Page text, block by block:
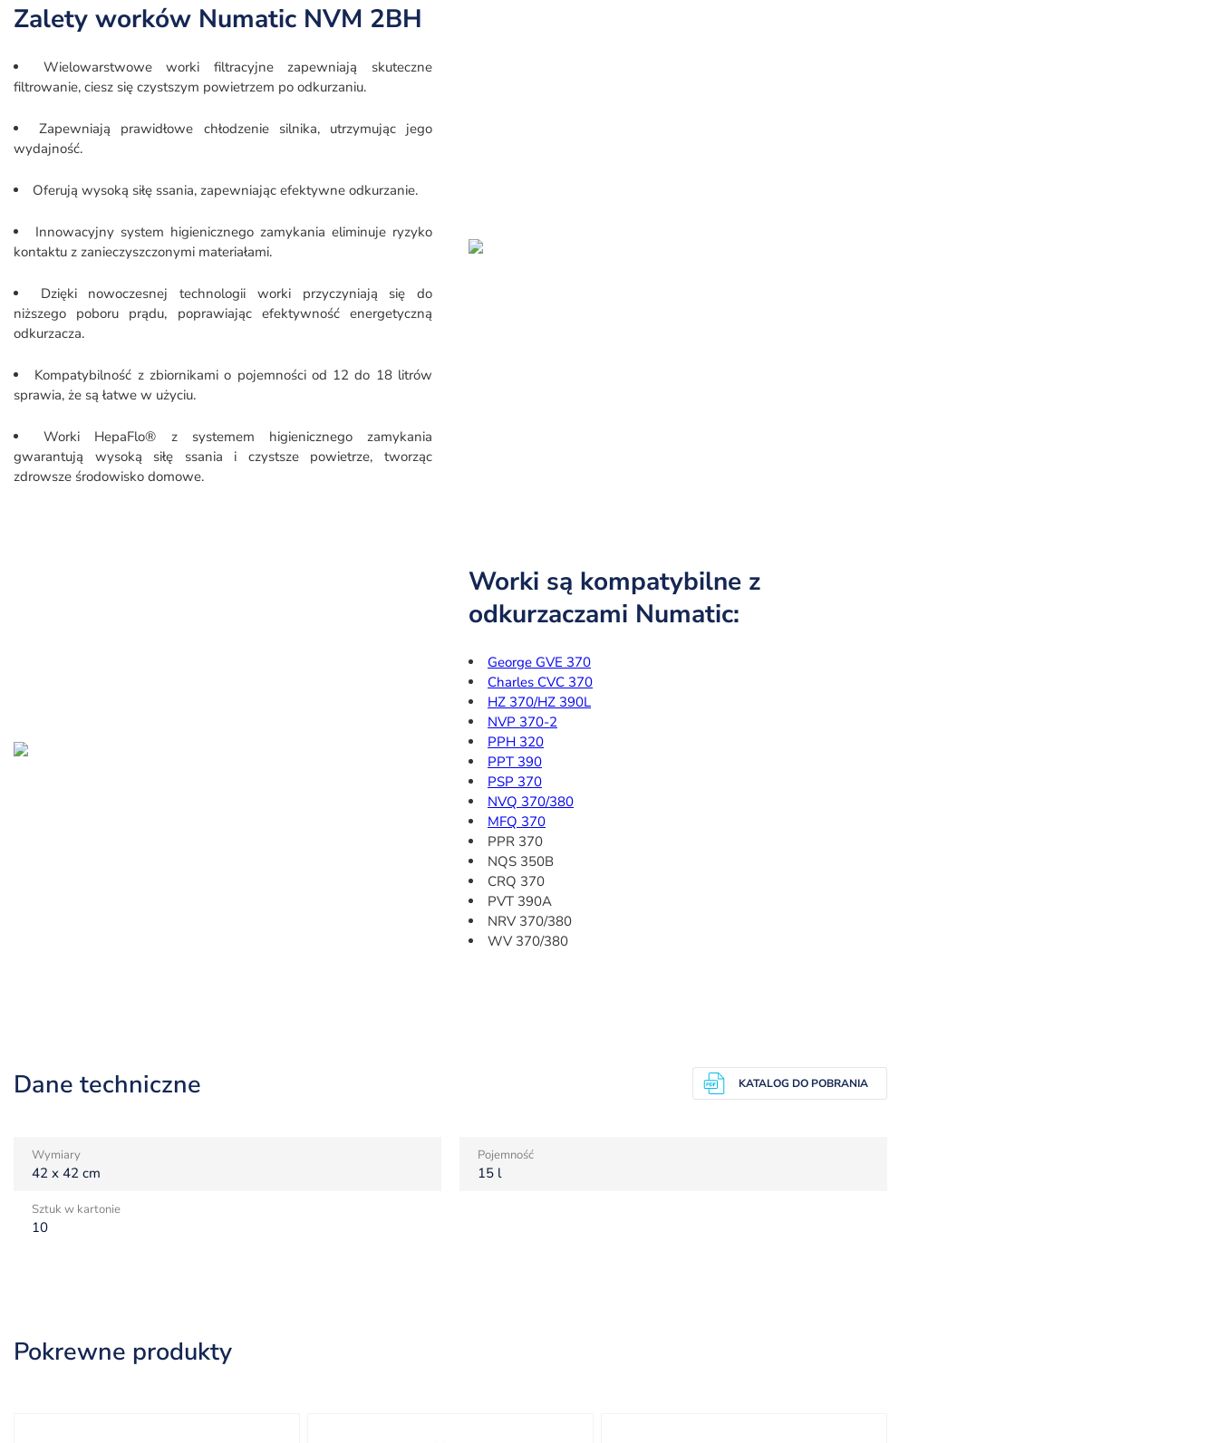
Zalety worków Numatic NVM 2BH
Wielowarstwowe worki filtracyjne zapewniają skuteczne
filtrowanie, ciesz się czystszym powietrzem po odkurzaniu.
Zapewniają prawidłowe chłodzenie silnika, utrzymując jego
wydajność.
Oferują wysoką siłę ssania, zapewniając efektywne odkurzanie.
Innowacyjny system higienicznego zamykania eliminuje ryzyko
kontaktu z zanieczyszczonymi materiałami.
Dzięki nowoczesnej technologii worki przyczyniają się do
niższego poboru prądu, poprawiając efektywność energetyczną
odkurzacza.
Kompatybilność z zbiornikami o pojemności od 12 do 18 litrów
sprawia, że są łatwe w użyciu.
Worki HepaFlo® z systemem higienicznego zamykania
gwarantują wysoką siłę ssania i czystsze powietrze, tworząc
zdrowsze środowisko domowe.
Worki są kompatybilne z
odkurzaczami Numatic:
George GVE 370
Charles CVC 370
HZ 370/HZ 390L
NVP 370-2
PPH 320
PPT 390
PSP 370
NVQ 370/380
MFQ 370
PPR 370
NQS 350B
CRQ 370
PVT 390A
NRV 370/380
WV 370/380
Dane techniczne
Wymiary
42 x 42 cm
Pojemność
15 l
Sztuk w kartonie
10
KATALOG DO POBRANIA
Pokrewne produkty